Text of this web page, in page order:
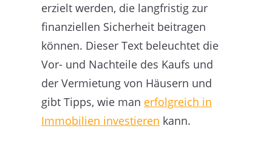
erzielt werden, die langfristig zur
finanziellen Sicherheit beitragen
können. Dieser Text beleuchtet die
Vor- und Nachteile des Kaufs und
der Vermietung von Häusern und
gibt Tipps, wie man erfolgreich in
Immobilien investieren kann.